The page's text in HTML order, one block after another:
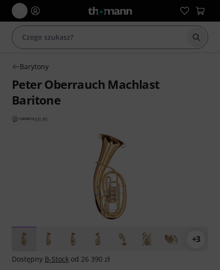
Barytony
Peter Oberrauch Machlast
Baritone
+3
Dostępny B-Stock od 26 390 zł